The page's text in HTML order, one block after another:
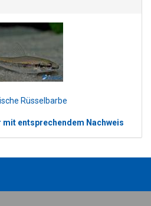
Rüsselbarbe
mit entsprechendem Nachweis